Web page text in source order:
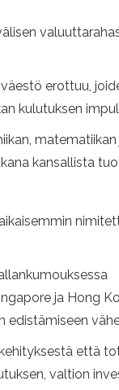
erottuu,
kulutuksen
kansallista
ja Hong
edistämiseen
että
valtion